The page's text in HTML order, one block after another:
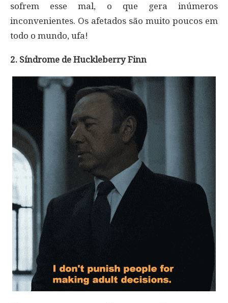
sofrem esse mal, o que gera inúmeros
inconvenientes. Os afetados são muito poucos em
todo o mundo, ufa!
2. Síndrome de Huckleberry Finn